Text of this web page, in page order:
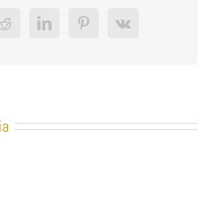
RedditLinkedInPinterest
Vk